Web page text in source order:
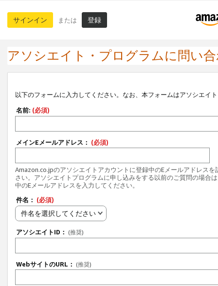
サインイン または 登録
アソシエイト・プログラムに問い
以下のフォームに入力してください。なお、本フォームはアソシエイ
名前: (必須)
メインEメールアドレス： (必須)
Amazon.co.jpのアソシエイトアカウントに登録中のEメールアドレスを
さい。アソシエイトプログラムに申し込みをする以前のご質問の場合
中のEメールアドレスを入力してください。
件名： (必須)
件名を選択してください
アソシエイトID： (推奨)
WebサイトのURL： (推奨)